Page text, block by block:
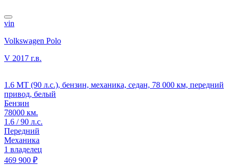
vin
Volkswagen Polo
V 2017 г.в.
1.6 MT (90 л.с.), бензин, механика, седан, 78 000 км, передний
привод, белый
Бензин
78000 км.
1.6 / 90 л.с.
Передний
Механика
1 владелец
469 900 ₽